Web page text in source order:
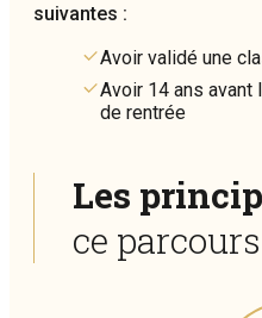
suivantes :
Avoir validé une
Avoir 14 ans avant
de rentrée
Les
ce parcours